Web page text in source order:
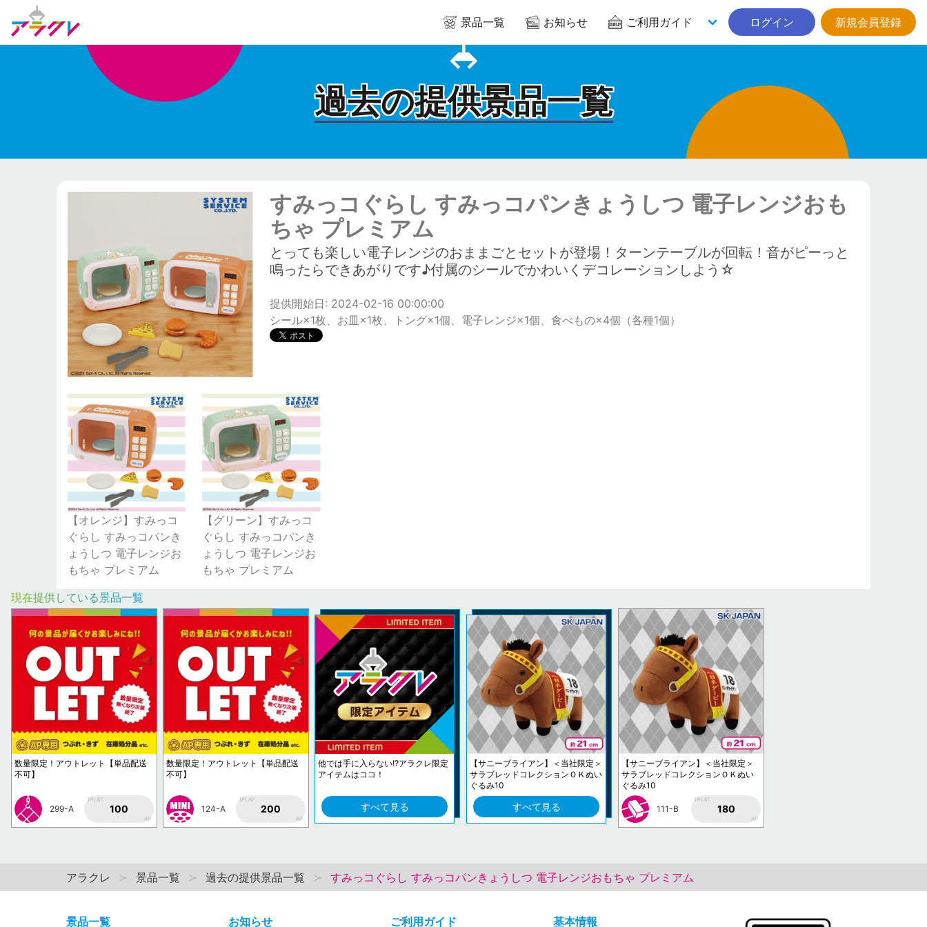
景品一覧 お知らせ ご利用ガイド ログイン 新規会員登録
過去の提供景品一覧
すみっコぐらし すみっコパンきょうしつ 電子レンジおも
ちゃ プレミアム
とっても楽しい電子レンジのおままごとセットが登場！ターンテーブルが回転！音がピーっと
鳴ったらできあがりです♪付属のシールでかわいくデコレーションしよう☆
提供開始日: 2024-02-16 00:00:00
シール×1枚、お皿×1枚、トング×1個、電子レンジ×1個、食べもの×4個（各種1個）
【オレンジ】すみっコ
ぐらし すみっコパンき
ょうしつ 電子レンジお
もちゃ プレミアム
【グリーン】すみっコ
ぐらし すみっコパンき
ょうしつ 電子レンジお
もちゃ プレミアム
現在提供している景品一覧
数量限定！アウトレット【単品配送
不可】
299-A
1PLAY
100
AP
数量限定！アウトレット【単品配送
不可】
124-A
1PLAY
200
AP
他では手に入らない!?アラクレ限定
アイテムはココ！
すべて見る
【サニーブライアン】＜当社限定＞
サラブレッドコレクションＯＫぬい
ぐるみ10
すべて見る
【サニーブライアン】＜当社限定＞
サラブレッドコレクションＯＫぬい
ぐるみ10
111-B
1PLAY
180
AP
アラクレ 景品一覧 過去の提供景品一覧 すみっコぐらし すみっコパンきょうしつ 電子レンジおもちゃ プレミアム
景品一覧 お知らせ ご利用ガイド 基本情報